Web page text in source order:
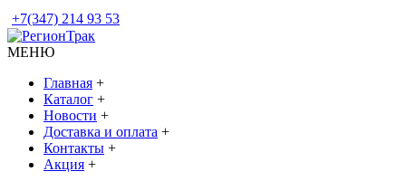
+7(347) 214 93 53
МЕНЮ
Главная +
Каталог +
Новости +
Доставка и оплата +
Контакты +
Акция +